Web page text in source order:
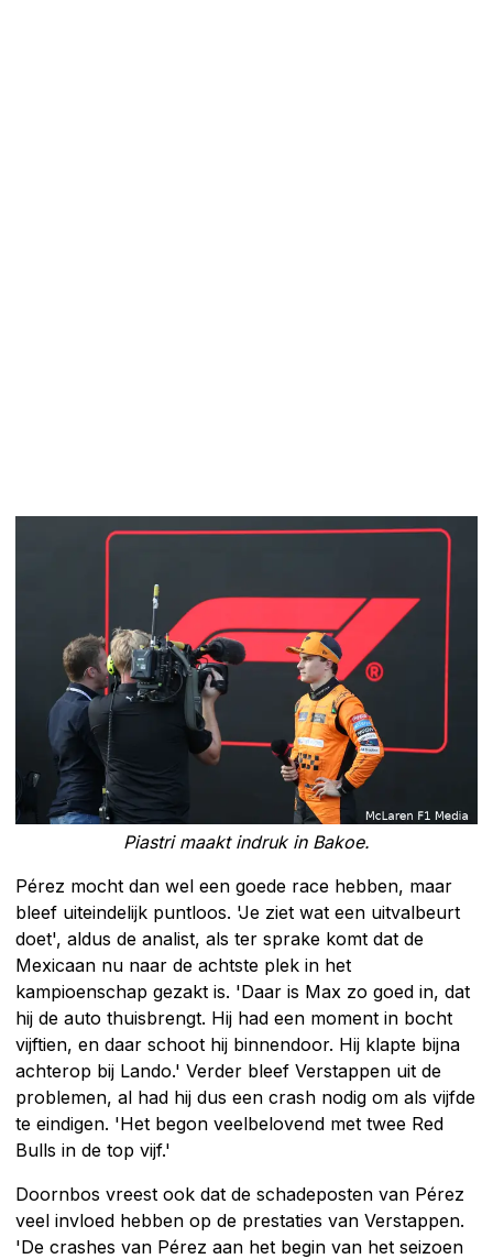
Piastri maakt indruk in Bakoe.
Pérez mocht dan wel een goede race hebben, maar
bleef uiteindelijk puntloos. 'Je ziet wat een uitvalbeurt
doet', aldus de analist, als ter sprake komt dat de
Mexicaan nu naar de achtste plek in het
kampioenschap gezakt is. 'Daar is Max zo goed in, dat
hij de auto thuisbrengt. Hij had een moment in bocht
vijftien, en daar schoot hij binnendoor. Hij klapte bijna
achterop bij Lando.' Verder bleef Verstappen uit de
problemen, al had hij dus een crash nodig om als vijfde
te eindigen. 'Het begon veelbelovend met twee Red
Bulls in de top vijf.'
Doornbos vreest ook dat de schadeposten van Pérez
veel invloed hebben op de prestaties van Verstappen.
'De crashes van Pérez aan het begin van het seizoen